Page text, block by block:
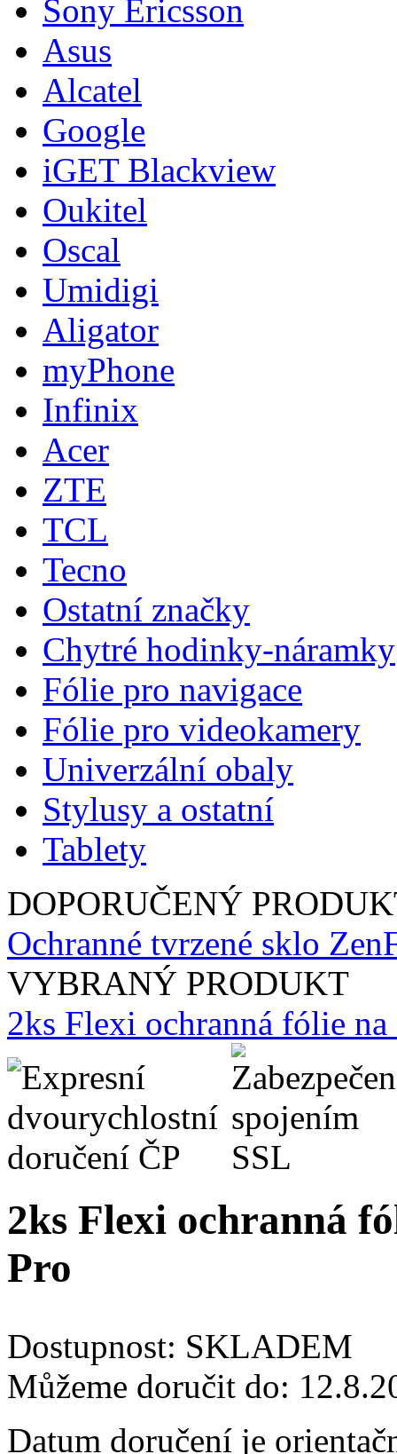
Sony Ericsson
Asus
Alcatel
Google
iGET Blackview
Oukitel
Oscal
Umidigi
Aligator
myPhone
Infinix
Acer
ZTE
TCL
Tecno
Ostatní značky
Chytré hodinky-náramky
Fólie pro navigace
Fólie pro videokamery
Univerzální obaly
Stylusy a ostatní
Tablety
DOPORUČENÝ
Ochranné tvrzené sklo
VYBRANÝ PRODUKT
2ks Flexi ochranná fólie
2ks Flexi ochranná
Pro
Dostupnost: SKLADEM
Můžeme doručit do:
Datum doručení je